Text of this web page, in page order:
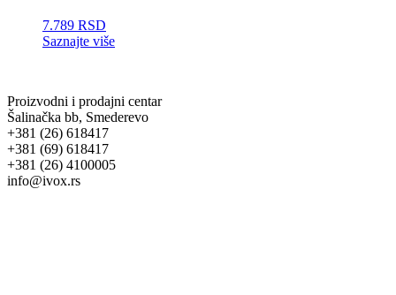
7.789 RSD
Saznajte više
Proizvodni i prodajni centar
Šalinačka bb, Smederevo
+381 (26) 618417
+381 (69) 618417
+381 (26) 4100005
info@ivox.rs